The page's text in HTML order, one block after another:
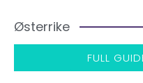
Østerrike
FULL